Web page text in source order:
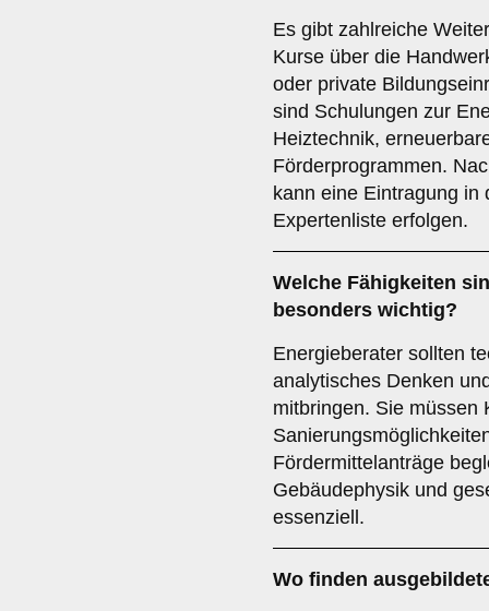
Es gibt zahlreiche
Kurse über die
oder private
sind Schulungen zur
Heiztechnik,
Förderprogrammen.
kann eine Eintragung in
Expertenliste erfolgen.
Welche Fähigkeiten
besonders wichtig?
Energieberater sollten
analytisches Denken
mitbringen. Sie müssen
Fördermittelanträge
Gebäudephysik und
essenziell.
Wo finden